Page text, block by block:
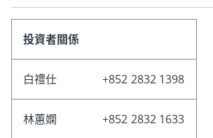
投資者關係
白禮仕 +852 2832 1398
林蕙嫻 +852 2832 1633